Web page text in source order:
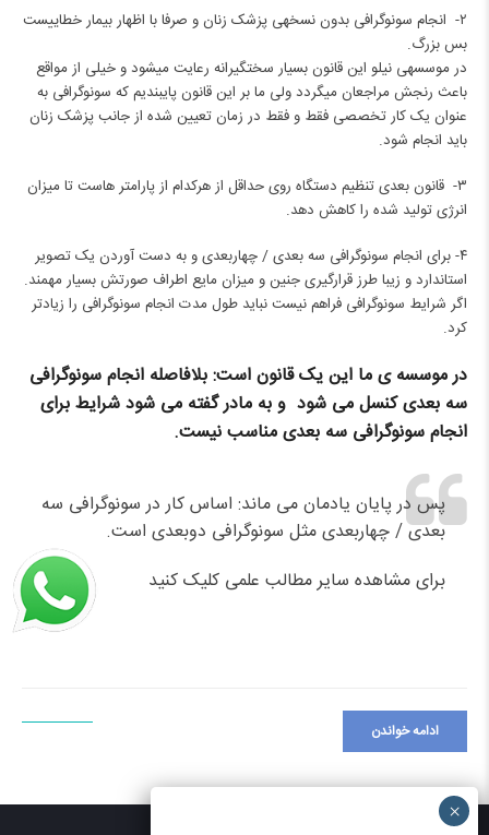
۲- انجام سونوگرافی بدون نسخه‎ی پزشک ‌زنان و صرفا با اظهار بیمار خطایی‎ست
بس بزرگ.
در موسسه‎ی نیلو‌ این قانون ‌بسیار سخت‎گیرانه رعایت می‎شود و خیلی از مواقع
باعث‌ رنجش مراجعان می‎گردد ولی ما بر این قانون‌ پایبندیم که سونوگرافی به
عنوان یک کار تخصصی فقط و فقط در زمان تعیین شده از جانب پزشک زنان
باید انجام شود.
۳- قانون بعدی تنظیم دستگاه روی حداقل از هرکدام از پارامتر هاست تا میزان
انرژی تولید شده را کاهش دهد.
۴- برای انجام سونوگرافی سه بعدی / چهاربعدی و به دست آوردن یک تصویر
استاندارد و زیبا طرز قرارگیری جنین و میزان مایع اطراف صورتش بسیار مهمند.
اگر شرایط سونوگرافی فراهم نیست نباید طول مدت انجام سونوگرافی را زیادتر
کرد.
در موسسه ی ما این یک قانون است: بلافاصله انجام سونوگرافی
سه بعدی کنسل می شود و به مادر گفته می شود شرایط برای
انجام سونوگرافی سه بعدی مناسب نیست.
پس در پایان یادمان می ماند: اساس کار در سونوگرافی سه
بعدی / چهاربعدی مثل سونوگرافی دوبعدی است.
برای مشاهده سایر مطالب علمی کلیک کنید
ادامه خواندن